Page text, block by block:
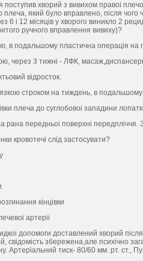
хворий з вивихом правоi
плеча, який було вправлено, пiсля
6 i 12 мiсяцiв у хворого виникло 2
ручного вправлення вивиху)?
в подальшому пластична операцiя на
через 3 тижнi - ЛФК,
вiдросток.
строком на тиждень, в
плеча до суглобовоi западини
рана передньоi поверхнi передплiччя.
кровотечi слiд застосувати?
кiнцiвки
артерii
допомоги доставлений хворий
свiдомiсть збережена,але психiчно
Артерiальний тиск- 80/60 мм. рт. ст.,